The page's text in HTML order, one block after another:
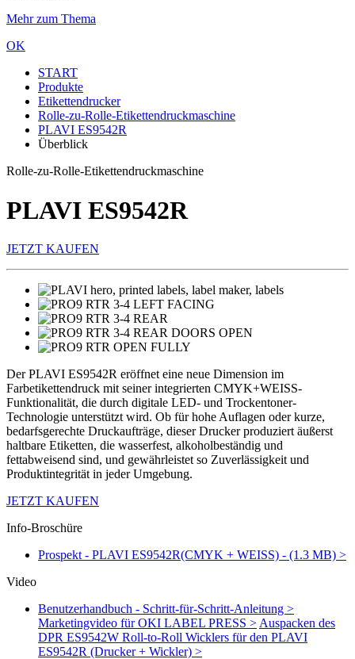
Mehr zum Thema
OK
START
Produkte
Etikettendrucker
Rolle-zu-Rolle-Etikettendruckmaschine
PLAVI ES9542R
Überblick
Rolle-zu-Rolle-Etikettendruckmaschine
PLAVI ES9542R
JETZT KAUFEN
Der PLAVI ES9542R eröffnet eine neue Dimension im
Farbetikettendruck mit seiner integrierten CMYK+WEISS-
Funktionalität, die durch digitale LED- und Trockentoner-
Technologie unterstützt wird. Ob für hohe Auflagen oder kurze,
bedarfsgerechte Druckaufträge, dieser Drucker produziert äußerst
haltbare Etiketten, die wasserfest, alkoholbeständig und
fettabweisend sind, und gewährleistet so Zuverlässigkeit und
Produktintegrität in jeder Umgebung.
JETZT KAUFEN
Info-Broschüre
Prospekt - PLAVI ES9542R(CMYK + WEISS) - (1.3 MB) >
Video
Benutzerhandbuch - Schritt-für-Schritt-Anleitung >
Marketingvideo für OKI LABEL PRESS > Auspacken des
DPR ES9542W Roll-to-Roll Wicklers für den PLAVI
ES9542R (Drucker + Wickler) >